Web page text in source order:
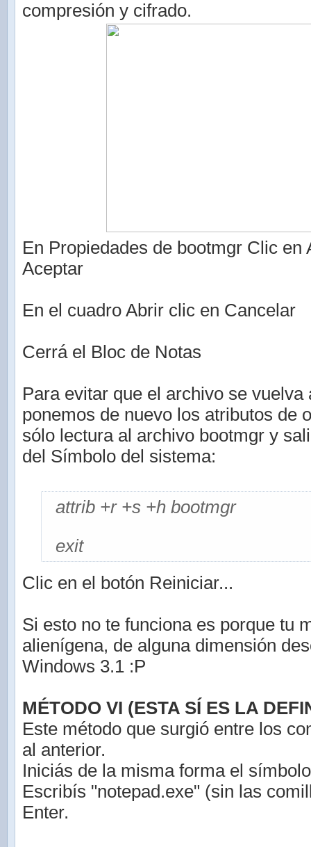
compresión y cifrado.
En Propiedades de bootmgr Clic en
Aceptar
En el cuadro Abrir clic en Cancelar
Cerrá el Bloc de Notas
Para evitar que el archivo se vuelva
ponemos de nuevo los atributos de
sólo lectura al archivo bootmgr y
del Símbolo del sistema:
attrib +r +s +h bootmgr
exit
Clic en el botón Reiniciar...
Si esto no te funciona es porque tu
alienígena, de alguna dimensión
Windows 3.1 :P
MÉTODO VI (ESTA SÍ ES LA
Este método que surgió entre los
al anterior.
Iniciás de la misma forma el
Escribís "notepad.exe" (sin las
Enter.